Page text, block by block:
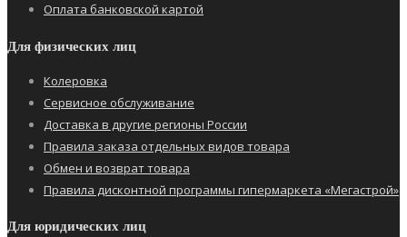
Оплата банковской картой
Для физических лиц
Колеровка
Сервисное обслуживание
Доставка в другие регионы России
Правила заказа отдельных видов товара
Обмен и возврат товара
Правила дисконтной программы гипермаркета «Мегастрой»
Для юридических лиц